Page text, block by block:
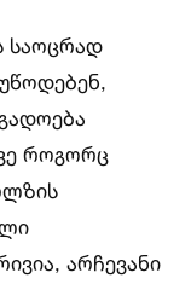
საოცრად
როგორც
არჩევანი